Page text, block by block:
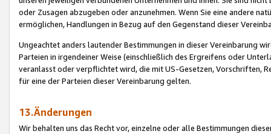
oder Zusagen abzugeben oder anzunehmen. Wenn Sie eine andere
ermöglichen, Handlungen in Bezug auf den Gegenstand dieser
Ungeachtet anders lautender Bestimmungen in dieser Vereinbarung
Parteien in irgendeiner Weise (einschließlich des Ergreifens oder
veranlasst oder verpflichtet wird, die mit US-Gesetzen, Vorschriften,
für eine der Parteien dieser Vereinbarung gelten.
13.Änderungen
Wir behalten uns das Recht vor, einzelne oder alle Bestimmungen